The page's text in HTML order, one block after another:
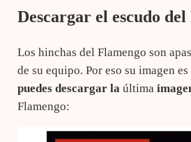
Descargar el escudo
Los hinchas del Flamengo son
de su equipo. Por eso su imagen
puedes descargar la última
Flamengo: